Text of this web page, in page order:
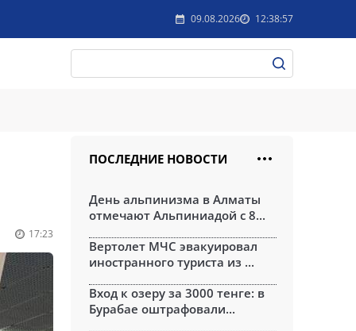
09.08.2026 12:38:57
17:23
ПОСЛЕДНИЕ НОВОСТИ
День альпинизма в Алматы
отмечают Альпиниадой с 8...
Вертолет МЧС эвакуировал
иностранного туриста из ...
Вход к озеру за 3000 тенге: в
Бурабае оштрафовали...